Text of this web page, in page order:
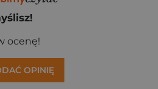
ocenę!
OPINIĘ